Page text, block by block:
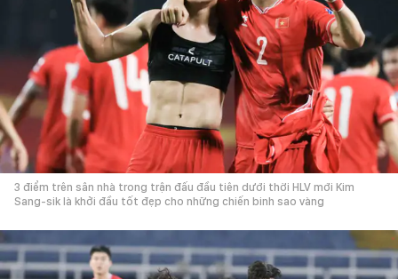
3 điểm trên sân nhà trong trận đấu đầu tiên dưới thời HLV mới Kim
Sang-sik là khởi đầu tốt đẹp cho những chiến binh sao vàng